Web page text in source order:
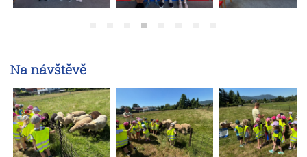
Kontakt MŠ
Na návštěvě